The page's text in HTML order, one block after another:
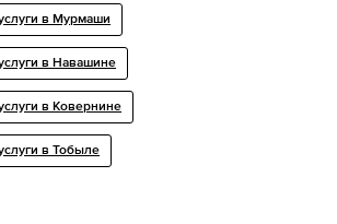
в Мурмаши
в Навашине
в Ковернине
в Тобыле